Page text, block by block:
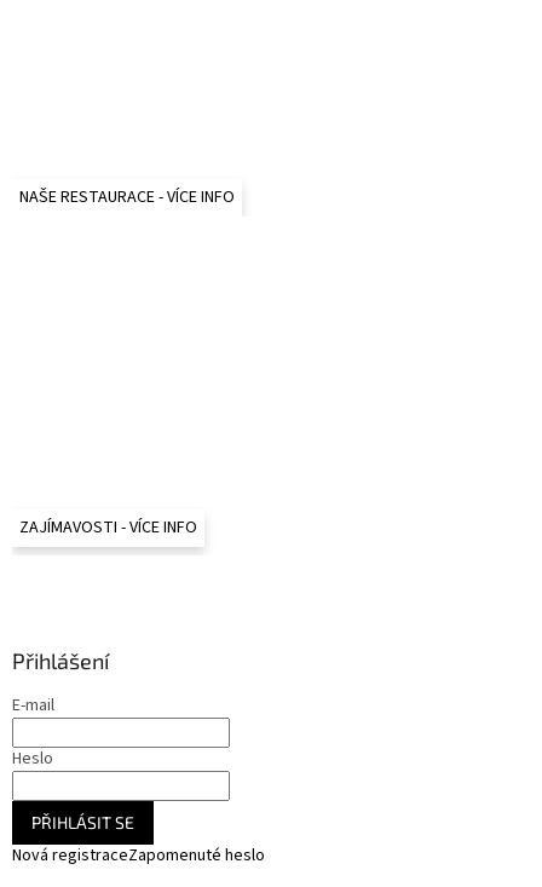
NAŠE RESTAURACE - VÍCE INFO
ZAJÍMAVOSTI - VÍCE INFO
Přihlášení
E-mail
Heslo
PŘIHLÁSIT SE
Nová registraceZapomenuté heslo